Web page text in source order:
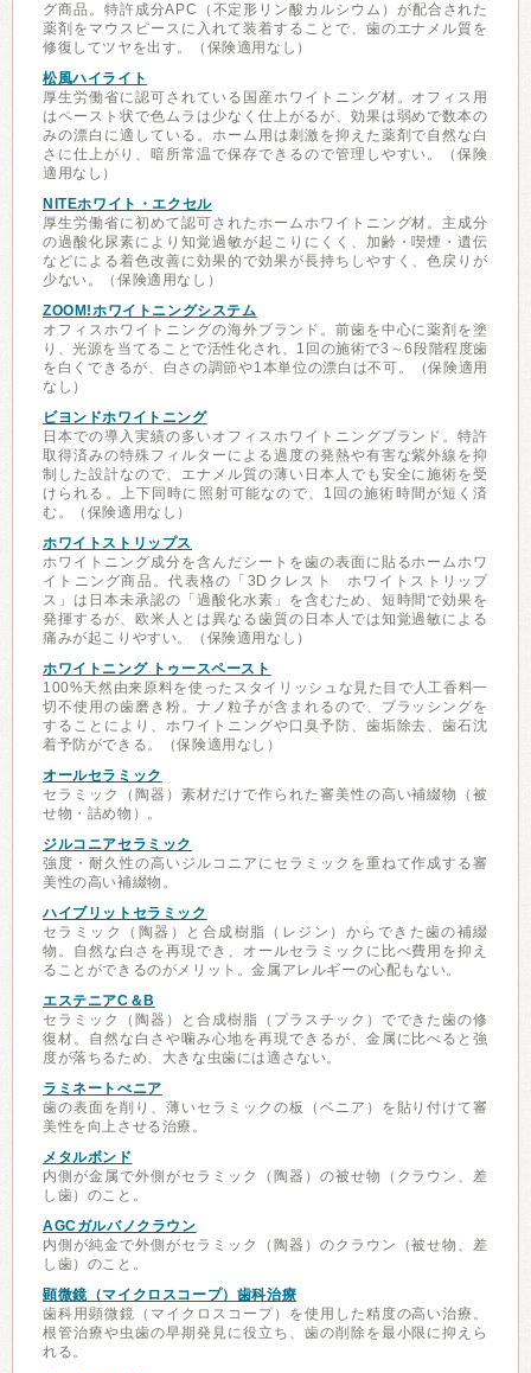
グ商品。特許成分APC（不定形リン酸カルシウム）が配合された
薬剤をマウスピースに入れて装着することで、歯のエナメル質を
修復してツヤを出す。（保険適用なし）
松風ハイライト
厚生労働省に認可されている国産ホワイトニング材。オフィス用
はペースト状で色ムラは少なく仕上がるが、効果は弱めで数本の
みの漂白に適している。ホーム用は刺激を抑えた薬剤で自然な白
さに仕上がり、暗所常温で保存できるので管理しやすい。（保険
適用なし）
NITEホワイト・エクセル
厚生労働省に初めて認可されたホームホワイトニング材。主成分
の過酸化尿素により知覚過敏が起こりにくく、加齢・喫煙・遺伝
などによる着色改善に効果的で効果が長持ちしやすく、色戻りが
少ない。（保険適用なし）
ZOOM!ホワイトニングシステム
オフィスホワイトニングの海外ブランド。前歯を中心に薬剤を塗
り、光源を当てることで活性化され、1回の施術で3～6段階程度歯
を白くできるが、白さの調節や1本単位の漂白は不可。（保険適用
なし）
ビヨンドホワイトニング
日本での導入実績の多いオフィスホワイトニングブランド。特許
取得済みの特殊フィルターによる過度の発熱や有害な紫外線を抑
制した設計なので、エナメル質の薄い日本人でも安全に施術を受
けられる。上下同時に照射可能なので、1回の施術時間が短く済
む。（保険適用なし）
ホワイトストリップス
ホワイトニング成分を含んだシートを歯の表面に貼るホームホワ
イトニング商品。代表格の「3Dクレスト ホワイトストリップ
ス」は日本未承認の「過酸化水素」を含むため、短時間で効果を
発揮するが、欧米人とは異なる歯質の日本人では知覚過敏による
痛みが起こりやすい。（保険適用なし）
ホワイトニング トゥースペースト
100%天然由来原料を使ったスタイリッシュな見た目で人工香料一
切不使用の歯磨き粉。ナノ粒子が含まれるので、ブラッシングを
することにより、ホワイトニングや口臭予防、歯垢除去、歯石沈
着予防ができる。（保険適用なし）
オールセラミック
セラミック（陶器）素材だけで作られた審美性の高い補綴物（被
せ物・詰め物）。
ジルコニアセラミック
強度・耐久性の高いジルコニアにセラミックを重ねて作成する審
美性の高い補綴物。
ハイブリットセラミック
セラミック（陶器）と合成樹脂（レジン）からできた歯の補綴
物。自然な白さを再現でき、オールセラミックに比べ費用を抑え
ることができるのがメリット。金属アレルギーの心配もない。
エステニアC＆B
セラミック（陶器）と合成樹脂（プラスチック）でできた歯の修
復材。自然な白さや噛み心地を再現できるが、金属に比べると強
度が落ちるため、大きな虫歯には適さない。
ラミネートべニア
歯の表面を削り、薄いセラミックの板（ベニア）を貼り付けて審
美性を向上させる治療。
メタルボンド
内側が金属で外側がセラミック（陶器）の被せ物（クラウン、差
し歯）のこと。
AGCガルバノクラウン
内側が純金で外側がセラミック（陶器）のクラウン（被せ物、差
し歯）のこと。
顕微鏡（マイクロスコープ）歯科治療
歯科用顕微鏡（マイクロスコープ）を使用した精度の高い治療。
根管治療や虫歯の早期発見に役立ち、歯の削除を最小限に抑えら
れる。